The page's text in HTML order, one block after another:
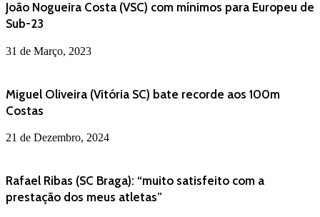
João Nogueira Costa (VSC) com mínimos para Europeu de
Sub-23
31 de Março, 2023
Miguel Oliveira (Vitória SC) bate recorde aos 100m
Costas
21 de Dezembro, 2024
Rafael Ribas (SC Braga): “muito satisfeito com a
prestação dos meus atletas”